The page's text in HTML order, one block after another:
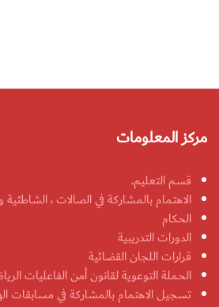
مركز المعلومات
قسم التعليم.
الاهتمام بالمشاركة في الصالات ، الشاطئية
الحكام
الدورات التدريبية
قرارات اللجان القضائية
الحملة التوعوية لقانون أمن الفاعليات
تسجيل الاهتمام بالمشاركة في مسابقات